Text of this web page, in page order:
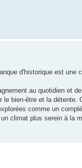
d'historique est une
au quotidien et
bien-être et la détente.
comme un
climat plus serein à la